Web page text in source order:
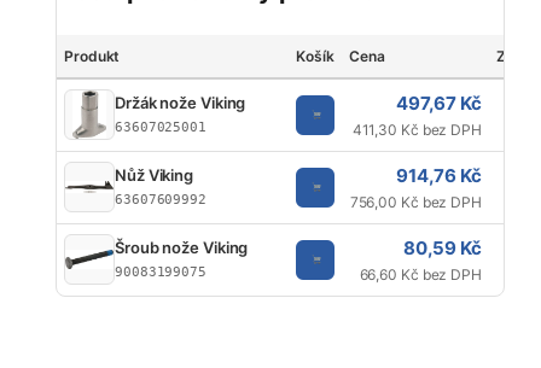
Produkt Košík Cena
Držák nože Viking
63607025001
497,67 Kč
411,30 Kč bez DPH
Nůž Viking
63607609992
914,76 Kč
756,00 Kč bez DPH
Šroub nože Viking
90083199075
80,59 Kč
66,60 Kč bez DPH